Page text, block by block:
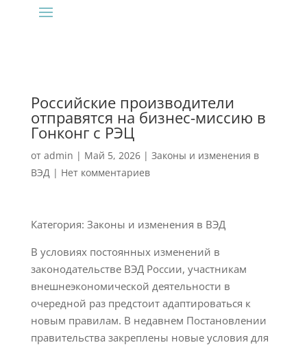
Российские производители
отправятся на бизнес-миссию в
Гонконг с РЭЦ
от admin | Май 5, 2026| Законы и изменения в
ВЭД| Нет комментариев
Категория: Законы и изменения в ВЭД
В условиях постоянных изменений в
законодательстве ВЭД России, участникам
внешнеэкономической деятельности в
очередной раз предстоит адаптироваться к
новым правилам. В недавнем Постановлении
правительства закреплены новые условия для